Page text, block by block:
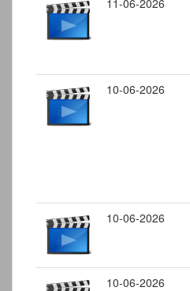
11-06-2026
10-06-2026
10-06-2026
10-06-2026